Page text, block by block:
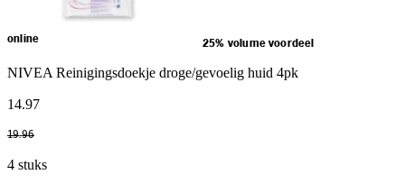
online 25% volume voordeel
NIVEA Reinigingsdoekje droge/gevoelig huid 4pk
14.97
19.96
4 stuks